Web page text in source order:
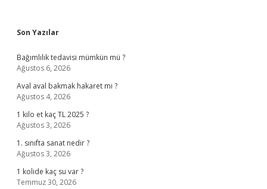
Sidebar
Son Yazılar
Bağımlılık tedavisi mümkün mü ?
Ağustos 6, 2026
Aval aval bakmak hakaret mi ?
Ağustos 4, 2026
1 kilo et kaç TL 2025 ?
Ağustos 3, 2026
1. sınıfta sanat nedir ?
Ağustos 3, 2026
1 kolide kaç su var ?
Temmuz 30, 2026